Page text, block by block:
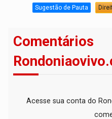
Sugestão de Pauta
Comentários
Acesse sua conta do